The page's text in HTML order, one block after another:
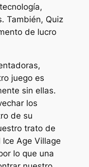
También, Quiz
de lucro
‍juego es
sin ellas.​
los
de su
trato de
Age Village
lo que una